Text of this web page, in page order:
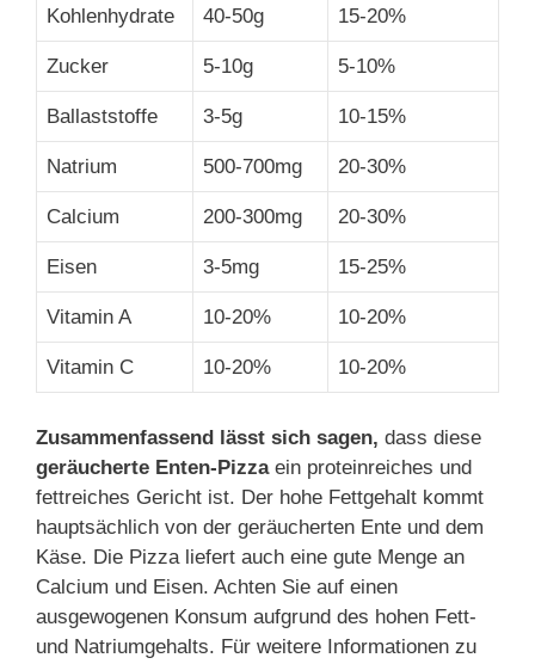
Kohlenhydrate 40-50g 15-20%
Zucker 5-10g 5-10%
Ballaststoffe 3-5g 10-15%
Natrium 500-700mg 20-30%
Calcium 200-300mg 20-30%
Eisen 3-5mg 15-25%
Vitamin A 10-20% 10-20%
Vitamin C 10-20% 10-20%
Zusammenfassend lässt sich sagen, dass diese
geräucherte Enten-Pizzaein proteinreiches und
fettreiches Gericht ist. Der hohe Fettgehalt kommt
hauptsächlich von der geräucherten Ente und dem
Käse. Die Pizza liefert auch eine gute Menge an
Calcium und Eisen. Achten Sie auf einen
ausgewogenen Konsum aufgrund des hohen Fett-
und Natriumgehalts. Für weitere Informationen zu